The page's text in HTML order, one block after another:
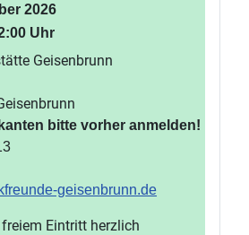
2026
Uhr
Geisenbrunn
bitte vorher anmelden!
geisenbrunn.de
Eintritt herzlich